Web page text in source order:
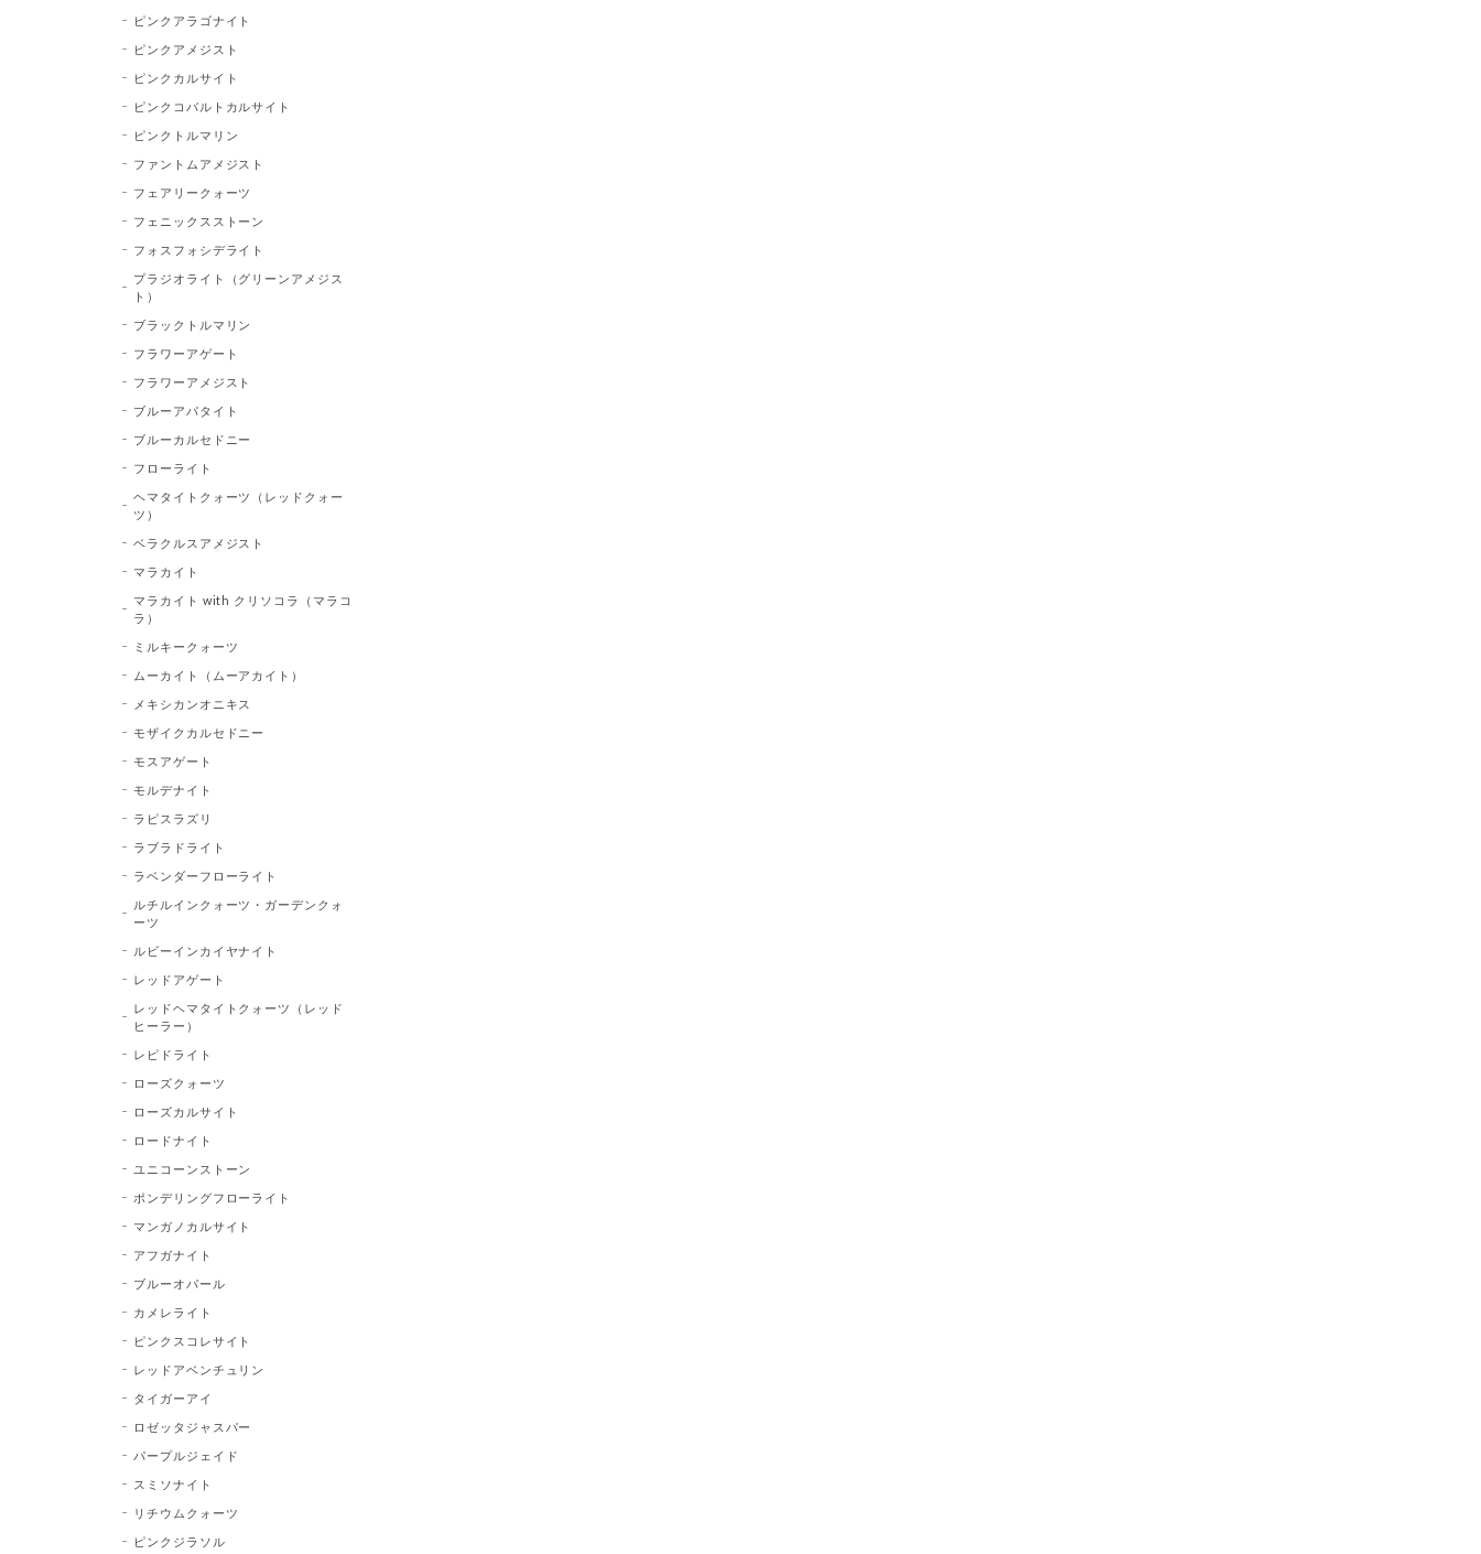
ピンクアラゴナイト
ピンクアメジスト
ピンクカルサイト
ピンクコバルトカルサイト
ピンクトルマリン
ファントムアメジスト
フェアリークォーツ
フェニックスストーン
フォスフォシデライト
プラジオライト（グリーンアメジス
ト）
ブラックトルマリン
フラワーアゲート
フラワーアメジスト
ブルーアパタイト
ブルーカルセドニー
フローライト
ヘマタイトクォーツ（レッドクォー
ツ）
ベラクルスアメジスト
マラカイト
マラカイト with クリソコラ（マラコ
ラ）
ミルキークォーツ
ムーカイト（ムーアカイト）
メキシカンオニキス
モザイクカルセドニー
モスアゲート
モルデナイト
ラピスラズリ
ラブラドライト
ラベンダーフローライト
ルチルインクォーツ・ガーデンクォ
ーツ
ルビーインカイヤナイト
レッドアゲート
レッドヘマタイトクォーツ（レッド
ヒーラー）
レピドライト
ローズクォーツ
ローズカルサイト
ロードナイト
ユニコーンストーン
ポンデリングフローライト
マンガノカルサイト
アフガナイト
ブルーオパール
カメレライト
ピンクスコレサイト
レッドアベンチュリン
タイガーアイ
ロゼッタジャスパー
パープルジェイド
スミソナイト
リチウムクォーツ
ピンクジラソル